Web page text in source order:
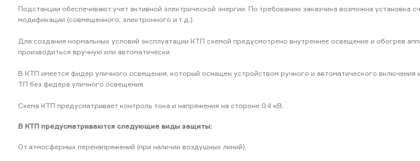
Подстанции обеспечивают учет активной электрической энергии. По требованию заказчика возможна установка
модификации (совмещенного, электронного и т.д.).
Для создания нормальных условий эксплуатации КТП схемой предусмотрено внутреннее освещение и обогрев
производиться вручную или автоматически.
В КТП имеется фидер уличного освещения, который оснащен устройством ручного и автоматического
ТП без фидера уличного освещения.
Схема КТП предусматривает контроль тока и напряжения на стороне 0,4 кВ.
В КТП предусматриваются следующие виды защиты:
От атмосферных перенапряжений (при наличии воздушных линий),